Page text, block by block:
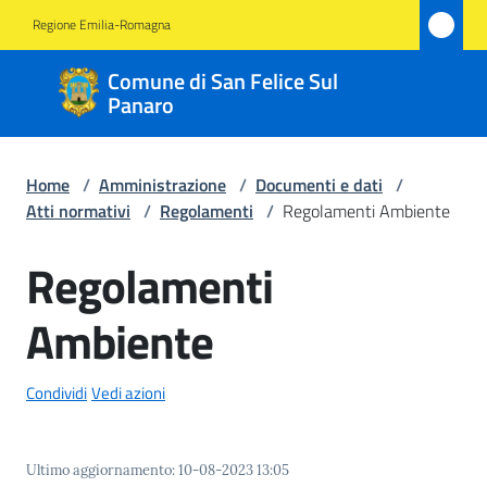
Regione Emilia-Romagna
Comune di San Felice Sul
Panaro
Comune
di San
Felice
Sul
Panaro
Amministrazione
Menu selezionato
Novità
Vivere
Home / Amministrazione / Documenti e dati /
Atti normativi / Regolamenti / Regolamenti Ambiente
Regolamenti
Ambiente
CondividiVedi azioni
Ultimo aggiornamento:10-08-2023 13:05